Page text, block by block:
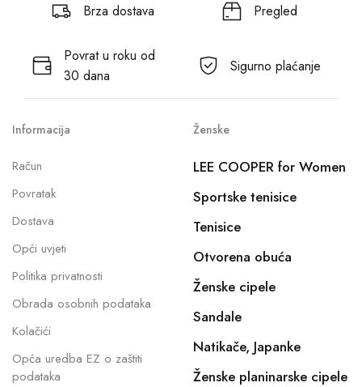
Brza dostava Pregled
Povrat u roku od
30 dana
Sigurno plaćanje
Informacija
Račun
Povratak
Dostava
Opći uvjeti
Politika privatnosti
Obrada osobnih podataka
Kolačići
Opća uredba EZ o zaštiti
podataka
Ženske
LEE COOPER for Women
Sportske tenisice
Tenisice
Otvorena obuća
Ženske cipele
Sandale
Natikače, Japanke
Ženske planinarske cipele